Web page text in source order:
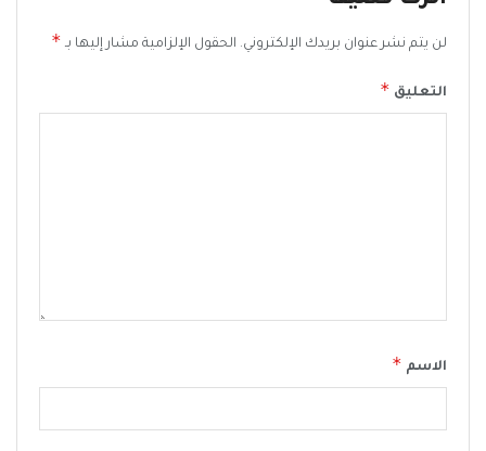
لن يتم نشر عنوان بريدك الإلكتروني. الحقول الإلزامية مشار إليها بـ *
التعليق *
الاسم *